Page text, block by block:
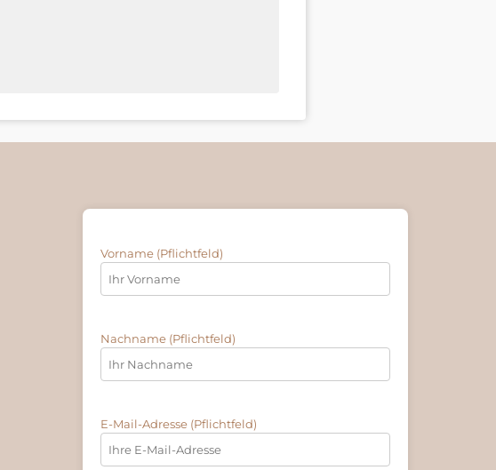
Vorname (Pflichtfeld)
Nachname (Pflichtfeld)
E-Mail-Adresse (Pflichtfeld)